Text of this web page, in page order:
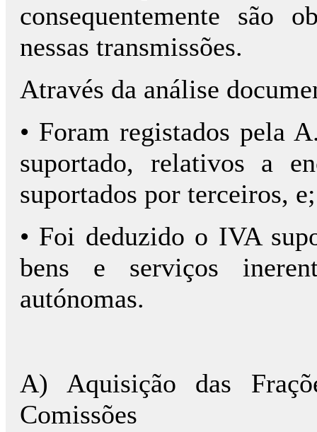
consequentemente são
nessas transmissões.
Através da análise
• Foram registados pela
suportado, relativos a
suportados por terceiros, e;
• Foi deduzido o IVA
bens e serviços
autónomas.
A) Aquisição das
Comissões